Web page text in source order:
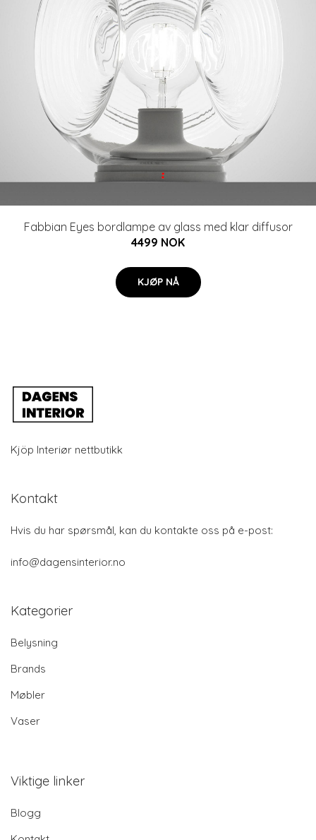
Fabbian Eyes bordlampe av glass med klar diffusor
4499 NOK
KJØP NÅ
Kjöp Interiør nettbutikk
Kontakt
Hvis du har spørsmål, kan du kontakte oss på e-post:
info@dagensinterior.no
Kategorier
Belysning
Brands
Møbler
Vaser
Viktige linker
Blogg